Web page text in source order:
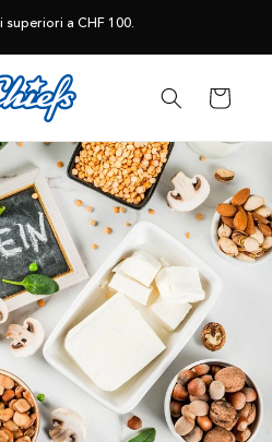
a CHF 100.
Carrello